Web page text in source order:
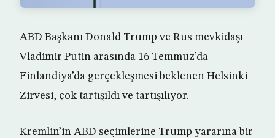
ABD Başkanı Donald Trump ve Rus mevkidaşı
Vladimir Putin arasında 16 Temmuz’da
Finlandiya’da gerçekleşmesi beklenen Helsinki
Zirvesi, çok tartışıldı ve tartışılıyor.
Kremlin’in ABD seçimlerine Trump yararına bir